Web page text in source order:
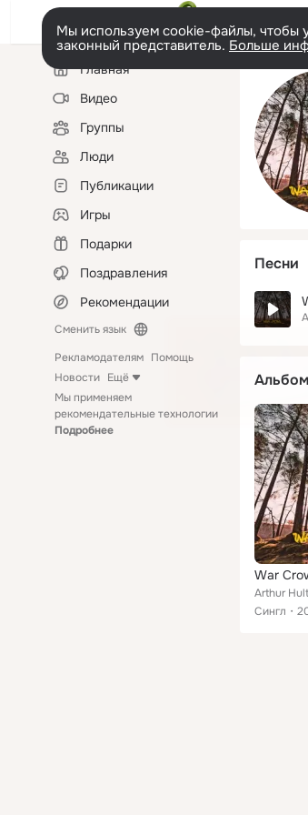
Мы используем cookie-файлы, чтобы
законный представитель. Больше
Левая
колонкаГлавная
Видео
Группы
Люди
Публикации
Игры
Подарки
Поздравления
Рекомендации
Сменить язык
Рекламодателям Помощь
Новости Ещё
Мы применяем
рекомендательные технологии
Подробнее
Песни
War
Arthur
Сингл